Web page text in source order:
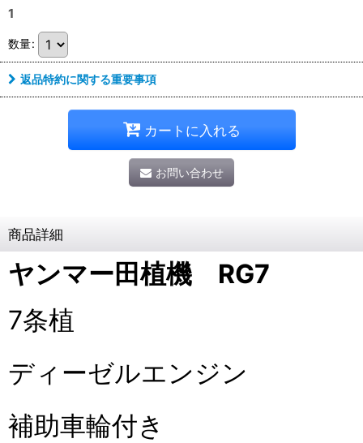
1
数量:
返品特約に関する重要事項
カートに入れる
お問い合わせ
商品詳細
ヤンマー田植機 RG7
7条植
ディーゼルエンジン
補助車輪付き